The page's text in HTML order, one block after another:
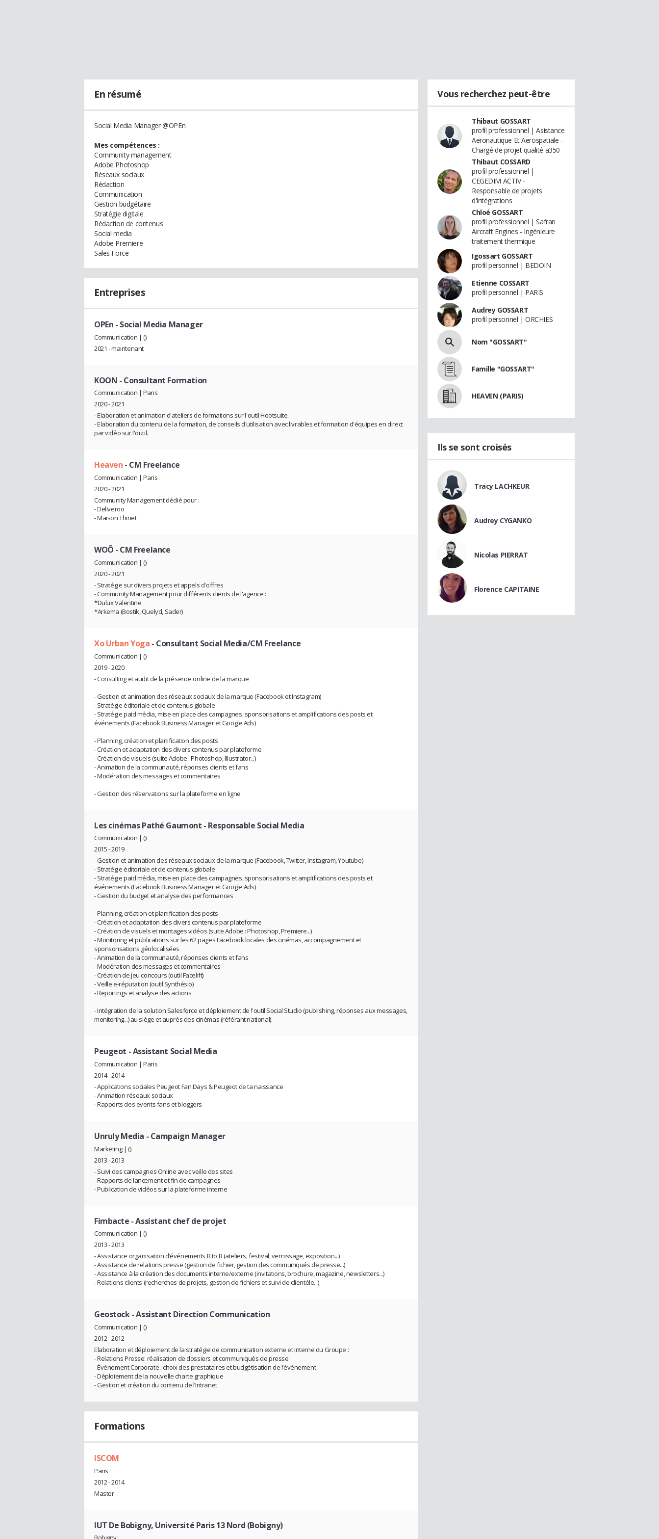
En résumé
Social Media Manager @OPEn
Mes compétences :
Community management
Adobe Photoshop
Réseaux sociaux
Rédaction
Communication
Gestion budgétaire
Stratégie digitale
Rédaction de contenus
Social media
Adobe Premiere
Sales Force
Entreprises
OPEn - Social Media Manager
Communication | ()
2021 - maintenant
KOON - Consultant Formation
Communication | Paris
2020 - 2021
- Elaboration et animation d'ateliers de formations sur l'outil Hootsuite.
- Elaboration du contenu de la formation, de conseils d'utilisation avec livrables et formation d'équipes en direct
par vidéo sur l'outil.
Heaven - CM Freelance
Communication | Paris
2020 - 2021
Community Management dédié pour :
- Deliveroo
- Maison Thiriet
WOÔ - CM Freelance
Communication | ()
2020 - 2021
- Stratégie sur divers projets et appels d'offres
- Community Management pour différents clients de l'agence :
*Dulux Valentine
*Arkema (Bostik, Quelyd, Sader)
Xo Urban Yoga - Consultant Social Media/CM Freelance
Communication | ()
2019 - 2020
- Consulting et audit de la présence online de la marque
- Gestion et animation des réseaux sociaux de la marque (Facebook et Instagram)
- Stratégie éditoriale et de contenus globale
- Stratégie paid média, mise en place des campagnes, sponsorisations et amplifications des posts et
événements (Facebook Business Manager et Google Ads)
- Planning, création et planification des posts
- Création et adaptation des divers contenus par plateforme
- Création de visuels (suite Adobe : Photoshop, Illustrator...)
- Animation de la communauté, réponses clients et fans
- Modération des messages et commentaires
- Gestion des réservations sur la plateforme en ligne
Les cinémas Pathé Gaumont - Responsable Social Media
Communication | ()
2015 - 2019
- Gestion et animation des réseaux sociaux de la marque (Facebook, Twitter, Instagram, Youtube)
- Stratégie éditoriale et de contenus globale
- Stratégie paid média, mise en place des campagnes, sponsorisations et amplifications des posts et
événements (Facebook Business Manager et Google Ads)
- Gestion du budget et analyse des performances
- Planning, création et planification des posts
- Création et adaptation des divers contenus par plateforme
- Création de visuels et montages vidéos (suite Adobe : Photoshop, Premiere...)
- Monitoring et publications sur les 62 pages Facebook locales des cinémas, accompagnement et
sponsorisations géolocalisées
- Animation de la communauté, réponses clients et fans
- Modération des messages et commentaires
- Création de jeu concours (outil Facelift)
- Veille e-réputation (outil Synthésio)
- Reportings et analyse des actions
- Intégration de la solution Salesforce et déploiement de l'outil Social Studio (publishing, réponses aux messages,
monitoring...) au siège et auprès des cinémas (référant national).
Peugeot - Assistant Social Media
Communication | Paris
2014 - 2014
- Applications sociales Peugeot Fan Days & Peugeot de ta naissance
- Animation réseaux sociaux
- Rapports des events fans et bloggers
Unruly Media - Campaign Manager
Marketing | ()
2013 - 2013
- Suivi des campagnes Online avec veille des sites
- Rapports de lancement et fin de campagnes
- Publication de vidéos sur la plateforme interne
Fimbacte - Assistant chef de projet
Communication | ()
2013 - 2013
- Assistance organisation d’événements B to B (ateliers, festival, vernissage, exposition...)
- Assistance de relations presse (gestion de fichier, gestion des communiqués de presse...)
- Assistance à la création des documents interne/externe (invitations, brochure, magazine, newsletters...)
- Relations clients (recherches de projets, gestion de fichiers et suivi de clientèle...)
Geostock- Assistant Direction Communication
Communication | ()
2012 - 2012
Elaboration et déploiement de la stratégie de communication externe et interne du Groupe :
- Relations Presse: réalisation de dossiers et communiqués de presse
- Événement Corporate : choix des prestataires et budgétisation de l’événement
- Déploiement de la nouvelle charte graphique
- Gestion et création du contenu de l’Intranet
Formations
ISCOM
Paris
2012 - 2014
Master
IUT De Bobigny, Université Paris 13 Nord (Bobigny)
Vous recherchez peut-être
Thibaut GOSSART
profil professionnel | Asistance
Aeronautique Et Aerospatiale -
Chargé de projet qualité a350
Thibaut COSSARD
profil professionnel |
CEGEDIM ACTIV -
Responsable de projets
d'intégrations
Chloé GOSSART
profil professionnel | Safran
Aircraft Engines - Ingénieure
traitement thermique
Igossart GOSSART
profil personnel | BEDOIN
Etienne COSSART
profil personnel | PARIS
Audrey GOSSART
profil personnel | ORCHIES
Nom "GOSSART"
Famille "GOSSART"
HEAVEN (PARIS)
Ils se sont croisés
Tracy LACHKEUR
Audrey CYGANKO
Nicolas PIERRAT
Florence CAPITAINE